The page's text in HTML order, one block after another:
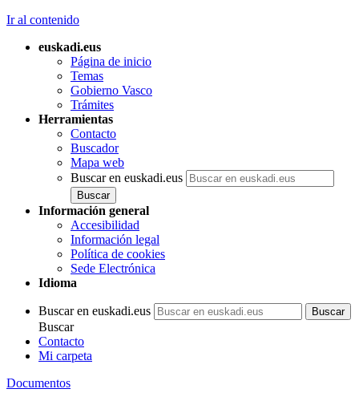
Ir al contenido
euskadi.eus
Página de inicio
Temas
Gobierno Vasco
Trámites
Herramientas
Contacto
Buscador
Mapa web
Buscar en euskadi.eus
Información general
Accesibilidad
Información legal
Política de cookies
Sede Electrónica
Idioma
Buscar en euskadi.eus
Buscar
Contacto
Mi carpeta
Documentos